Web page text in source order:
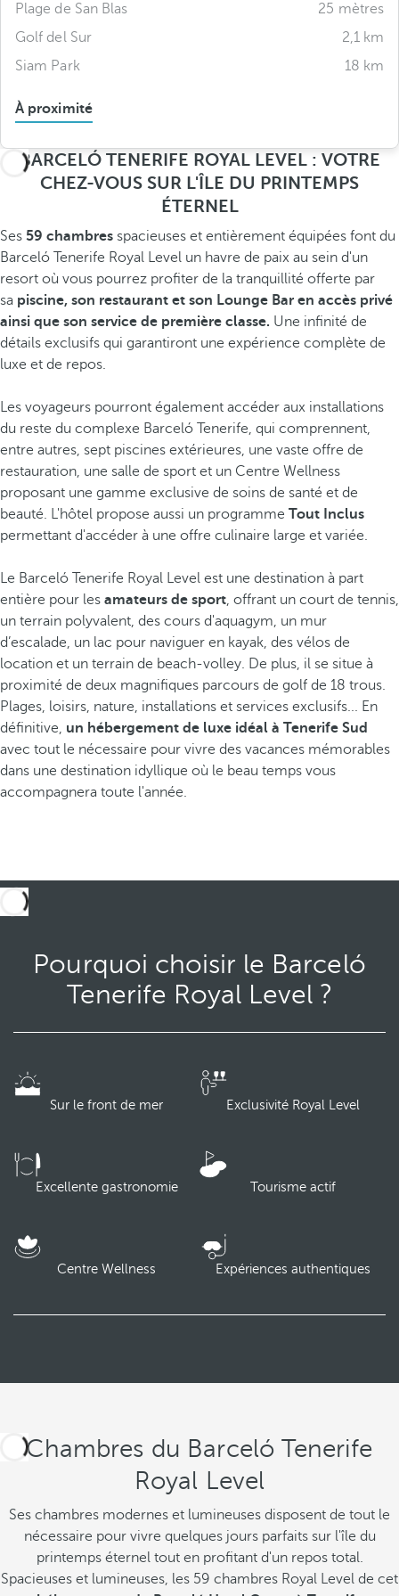
Plage de San Blas
25 mètres
Golf del Sur
2,1 km
Siam Park
18 km
À proximité
BARCELÓ TENERIFE ROYAL LEVEL : VOTRE
CHEZ-VOUS SUR L'ÎLE DU PRINTEMPS
ÉTERNEL
Ses 59 chambres spacieuses et entièrement équipées font du
Barceló Tenerife Royal Level un havre de paix au sein d'un
resort où vous pourrez profiter de la tranquillité offerte par
sa piscine, son restaurant et son Lounge Bar en accès privé
ainsi que son service de première classe. Une infinité de
détails exclusifs qui garantiront une expérience complète de
luxe et de repos.
Les voyageurs pourront également accéder aux installations
du reste du complexe Barceló Tenerife, qui comprennent,
entre autres, sept piscines extérieures, une vaste offre de
restauration, une salle de sport et un Centre Wellness
proposant une gamme exclusive de soins de santé et de
beauté. L'hôtel propose aussi un programme Tout Inclus
permettant d'accéder à une offre culinaire large et variée.
Le Barceló Tenerife Royal Level est une destination à part
entière pour les amateurs de sport, offrant un court de tennis,
un terrain polyvalent, des cours d'aquagym, un mur
d’escalade, un lac pour naviguer en kayak, des vélos de
location et un terrain de beach-volley. De plus, il se situe à
proximité de deux magnifiques parcours de golf de 18 trous.
Plages, loisirs, nature, installations et services exclusifs... En
définitive, un hébergement de luxe idéal à Tenerife Sud
avec tout le nécessaire pour vivre des vacances mémorables
dans une destination idyllique où le beau temps vous
accompagnera toute l'année.
Pourquoi choisir le Barceló
Tenerife Royal Level ?
Sur le front de mer Exclusivité Royal Level
Excellente gastronomie Tourisme actif
Centre Wellness Expériences authentiques
Chambres du Barceló Tenerife
Royal Level
Ses chambres modernes et lumineuses disposent de tout le
nécessaire pour vivre quelques jours parfaits sur l'île du
printemps éternel tout en profitant d'un repos total.
Spacieuses et lumineuses, les 59 chambres Royal Level de cet